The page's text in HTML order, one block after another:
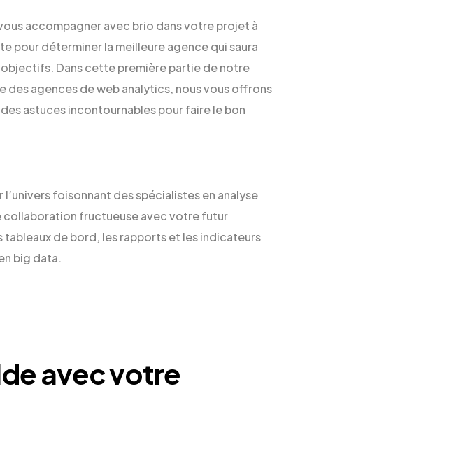
accompagner avec brio dans votre projet à
pour déterminer la meilleure agence qui saura
Dans cette première partie de notre
des agences de web analytics, nous vous offrons
astuces incontournables pour faire le bon
foisonnant des spécialistes en analyse
collaboration fructueuse avec votre futur
de bord, les rapports et les indicateurs
big data.
avec votre